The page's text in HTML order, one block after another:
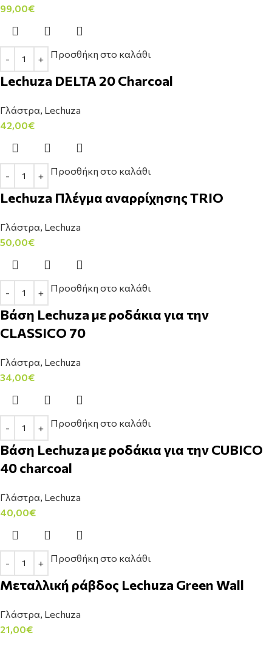
99,00€
Προσθήκη στο καλάθι
Lechuza DELTA 20 Charcoal
Γλάστρα, Lechuza
42,00€
Προσθήκη στο καλάθι
Lechuza Πλέγμα αναρρίχησης TRIO
Γλάστρα, Lechuza
50,00€
Προσθήκη στο καλάθι
Bάση Lechuza με ροδάκια για την
CLASSICO 70
Γλάστρα, Lechuza
34,00€
Προσθήκη στο καλάθι
Bάση Lechuza με ροδάκια για την CUBICO
40 charcoal
Γλάστρα, Lechuza
40,00€
Προσθήκη στο καλάθι
Μεταλλική ράβδος Lechuza Green Wall
Γλάστρα, Lechuza
21,00€